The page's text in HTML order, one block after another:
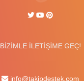
BİZİMLE İLETİŞİME GEÇ!
info@takipdestek.com